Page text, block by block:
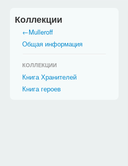
Коллекции
←Mulleroff
Общая информация
КОЛЛЕКЦИИ
Книга Хранителей
Книга героев